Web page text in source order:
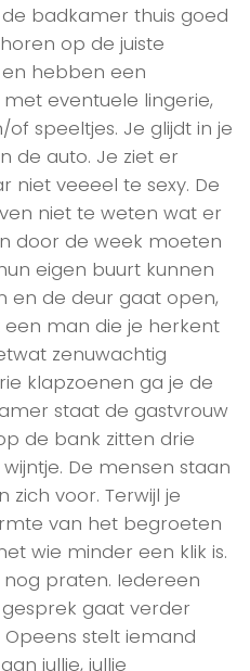
badkamer thuis goed
op de juiste
hebben een
eventuele lingerie,
speeltjes. Je glijdt in je
de auto. Je ziet er
niet veeeel te sexy. De
niet te weten wat er
door de week moeten
eigen buurt kunnen
en de deur gaat open,
man die je herkent
zenuwachtig
klapzoenen ga je de
staat de gastvrouw
de bank zitten drie
De mensen staan
zich voor. Terwijl je
van het begroeten
wie minder een klik is.
praten. Iedereen
gaat verder
stelt iemand
jullie, jullie